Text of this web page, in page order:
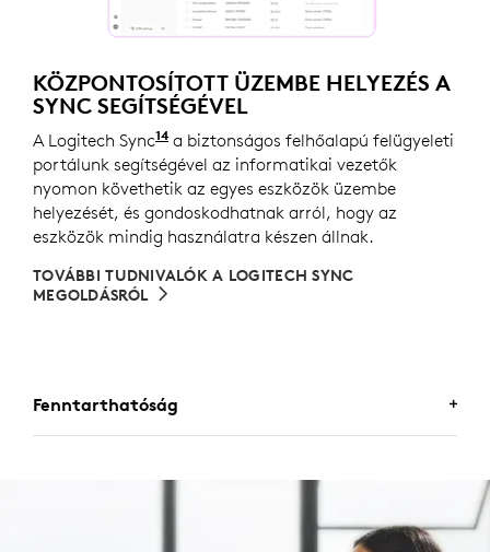
KÖZPONTOSÍTOTT ÜZEMBE HELYEZÉS A
SYNC SEGÍTSÉGÉVEL
A Logitech Sync14használatához egyes laptopokra le
a biztonságos felhőalapú felügyeleti
portálunk segítségével az informatikai vezetők
nyomon követhetik az egyes eszközök üzembe
helyezését, és gondoskodhatnak arról, hogy az
eszközök mindig használatra készen állnak.
TOVÁBBI TUDNIVALÓK A LOGITECH SYNC
MEGOLDÁSRÓL
Fenntarthatóság
EZT A VÁLASZTÁST